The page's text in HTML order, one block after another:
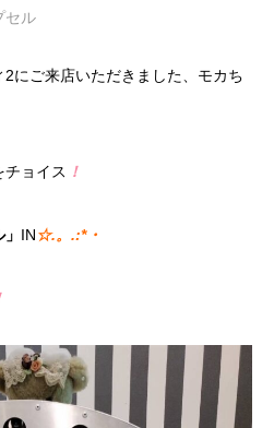
セル
にご来店いただきました、モカち
チョイス ！
IN☆.。.:*・